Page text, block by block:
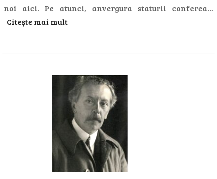
noi aici. Pe atunci, anvergura staturii conferea…
Citește mai mult